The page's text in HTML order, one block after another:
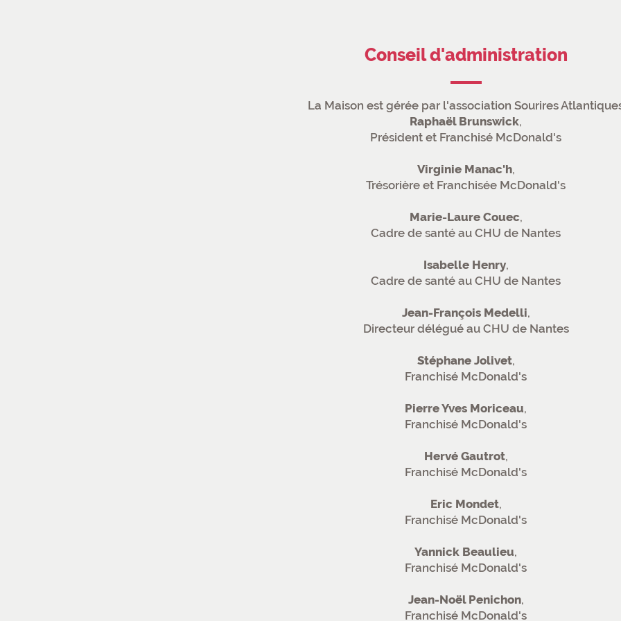
Conseil d'administration
La Maison est gérée par l'association Sourires
Raphaël Brunswick,
Président et Franchisé McDonald's
Virginie Manac'h,
Trésorière et Franchisée McDonald's
Marie-Laure Couec,
Cadre de santé au CHU de Nantes
Isabelle Henry,
Cadre de santé au CHU de Nantes
Jean-François Medelli,
Directeur délégué au CHU de Nantes
Stéphane Jolivet,
Franchisé McDonald's
Pierre Yves Moriceau,
Franchisé McDonald's
Hervé Gautrot,
Franchisé McDonald's
Eric Mondet,
Franchisé McDonald's
Yannick Beaulieu,
Franchisé McDonald's
Jean-Noël Penichon,
Franchisé McDonald's